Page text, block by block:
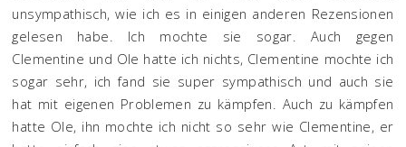
unsympathisch, wie ich es in einigen anderen Rezensionen
gelesen habe. Ich mochte sie sogar. Auch gegen
Clementine und Ole hatte ich nichts, Clementine mochte ich
sogar sehr, ich fand sie super sympathisch und auch sie
hat mit eigenen Problemen zu kämpfen. Auch zu kämpfen
hatte Ole, ihn mochte ich nicht so sehr wie Clementine, er